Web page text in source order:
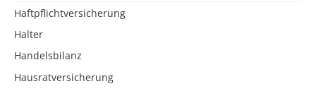
Haftpflichtversicherung
Halter
Handelsbilanz
Hausratversicherung